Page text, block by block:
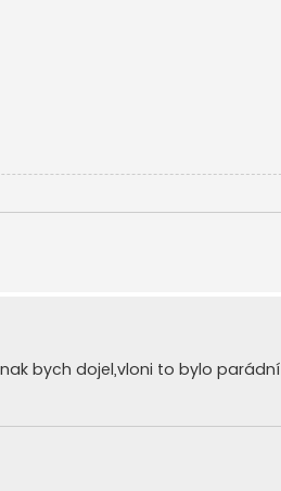
bych dojel,vloni to bylo parádní